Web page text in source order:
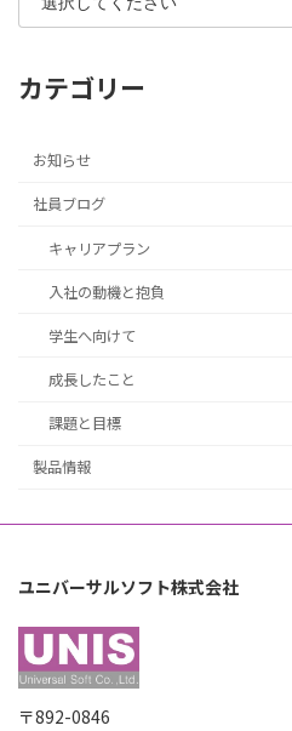
カテゴリー
お知らせ
社員ブログ
キャリアプラン
入社の動機と抱負
学生へ向けて
成長したこと
課題と目標
製品情報
ユニバーサルソフト株式会社
〒892-0846